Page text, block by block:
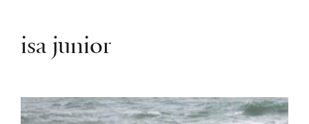
isa junior